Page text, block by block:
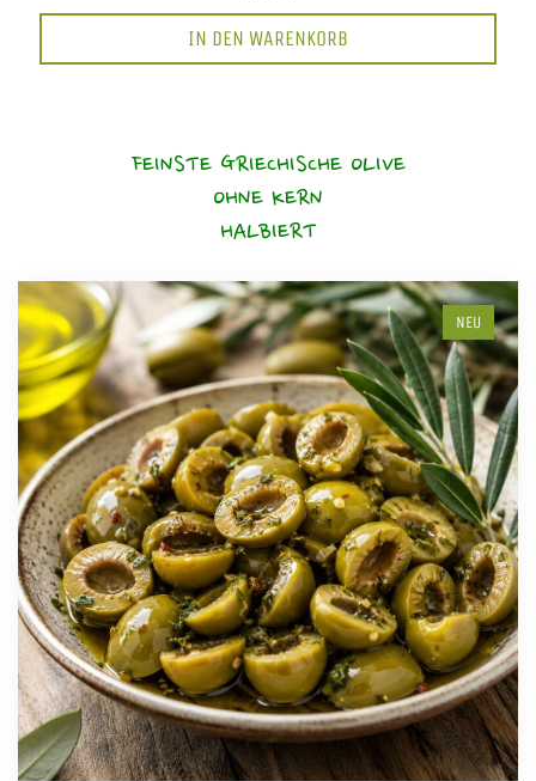
IN DEN WARENKORB
FEINSTE GRIECHISCHE OLIVE
OHNE KERN
HALBIERT
NEU